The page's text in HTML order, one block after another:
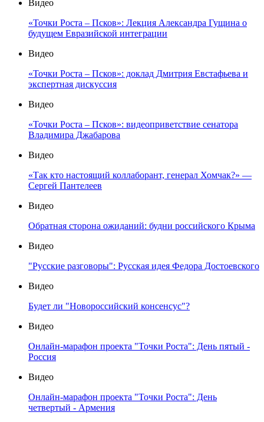
Видео
«Точки Роста – Псков»: Лекция Александра Гущина о
будущем Евразийской интеграции
Видео
«Точки Роста – Псков»: доклад Дмитрия Евстафьева и
экспертная дискуссия
Видео
«Точки Роста – Псков»: видеоприветствие сенатора
Владимира Джабарова
Видео
«Так кто настоящий коллаборант, генерал Хомчак?» —
Сергей Пантелеев
Видео
Обратная сторона ожиданий: будни российского Крыма
Видео
"Русские разговоры": Русская идея Федора Достоевского
Видео
Будет ли "Новороссийский консенсус"?
Видео
Онлайн-марафон проекта "Точки Роста": День пятый -
Россия
Видео
Онлайн-марафон проекта "Точки Роста": День
четвертый - Армения